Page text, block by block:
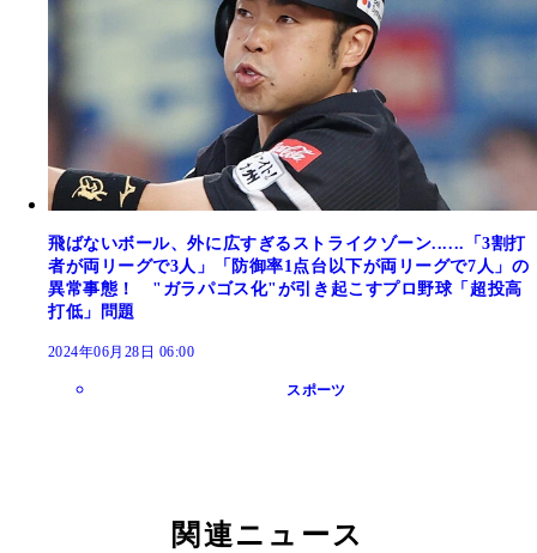
飛ばないボール、外に広すぎるストライクゾーン......「3割打
者が両リーグで3人」「防御率1点台以下が両リーグで7人」の
異常事態！ "ガラパゴス化"が引き起こすプロ野球「超投高
打低」問題
2024年06月28日 06:00
スポーツ
関連ニュース